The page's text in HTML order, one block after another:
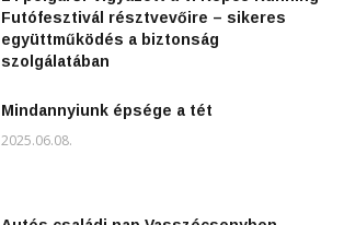
Futófesztivál résztvevőire – sikeres
együttműködés a biztonság
szolgálatában
Mindannyiunk épsége a tét
2025.06.08.